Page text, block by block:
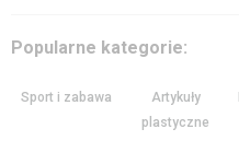
Popularne kategorie:
Sport i zabawa
Artykuły
plastyczne